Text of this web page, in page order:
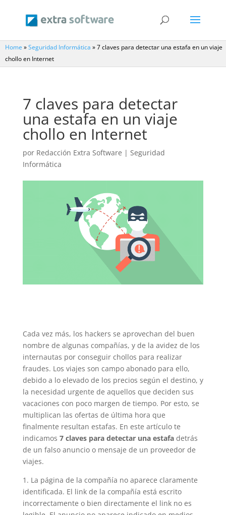
Home »Seguridad Informática »7 claves para detectar una estafa en un viaje
chollo en Internet
7 claves para detectar
una estafa en un viaje
chollo en Internet
por Redacción Extra Software | Seguridad
Informática
Cada vez más, los hackers se aprovechan del buen
nombre de algunas compañías, y de la avidez de los
internautas por conseguir chollos para realizar
fraudes. Los viajes son campo abonado para ello,
debido a lo elevado de los precios según el destino, y
la necesidad urgente de aquellos que deciden sus
vacaciones con poco margen de tiempo. Por esto, se
multiplican las ofertas de última hora que
finalmente resultan estafas. En este artículo te
indicamos 7 claves para detectar una estafadetrás
de un falso anuncio o mensaje de un proveedor de
viajes.
1. La página de la compañía no aparece claramente
identificada. El link de la compañía está escrito
incorrectamente o bien directamente el link no es